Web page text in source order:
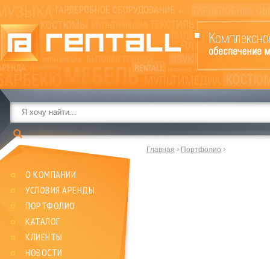
О КОМПАНИИ
УСЛОВИЯ АРЕНДЫ
ПОРТФОЛИО
КАТАЛОГ
КЛИЕНТЫ
НОВОСТИ
Главная Портфолио